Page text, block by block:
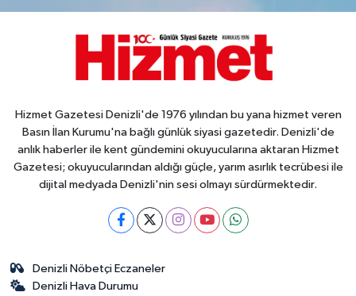
Hizmet Gazetesi Denizli'de 1976 yılından bu yana hizmet veren
Basın İlan Kurumu'na bağlı günlük siyasi gazetedir. Denizli'de
anlık haberler ile kent gündemini okuyucularına aktaran Hizmet
Gazetesi; okuyucularından aldığı güçle, yarım asırlık tecrübesi ile
dijital medyada Denizli'nin sesi olmayı sürdürmektedir.
Denizli Nöbetçi Eczaneler
Denizli Hava Durumu